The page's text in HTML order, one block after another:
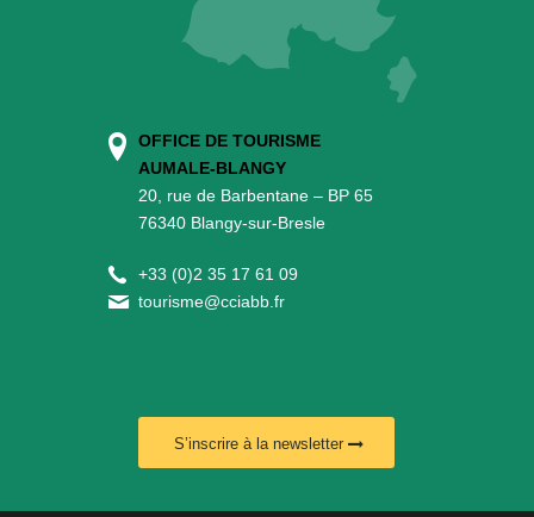
OFFICE DE TOURISME
AUMALE-BLANGY
20, rue de Barbentane – BP 65
76340 Blangy-sur-Bresle
+33 (0)2 35 17 61 09
tourisme@cciabb.fr
S’inscrire à la newsletter